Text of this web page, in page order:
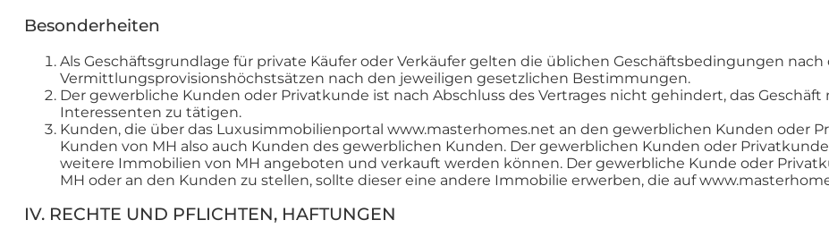
Besonderheiten
Als Geschäftsgrundlage für private Käufer oder Verkäufer gelten die üblichen Geschäftsbedingungen
Vermittlungsprovisionshöchstsätzen nach den jeweiligen gesetzlichen Bestimmungen.
Der gewerbliche Kunden oder Privatkunde ist nach Abschluss des Vertrages nicht gehindert, das
Interessenten zu tätigen.
Kunden, die über das Luxusimmobilienportal www.masterhomes.net an den gewerblichen Kunden oder
Kunden von MH also auch Kunden des gewerblichen Kunden. Der gewerblichen Kunden oder
weitere Immobilien von MH angeboten und verkauft werden können. Der gewerbliche Kunde oder
MH oder an den Kunden zu stellen, sollte dieser eine andere Immobilie erwerben, die auf
IV. RECHTE UND PFLICHTEN, HAFTUNGEN